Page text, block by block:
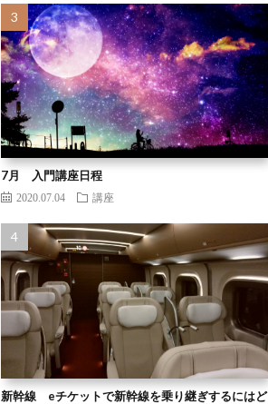
7月 入門講座日程
2020.07.04 講座
新幹線 eチケットで新幹線を乗り継ぎするにはど